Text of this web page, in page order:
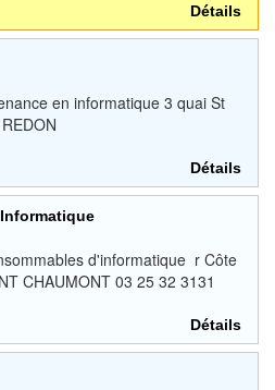
Détails
en informatique 3 quai St
Détails
d'informatique r Côte
CHAUMONT 03 25 32 3131
Détails